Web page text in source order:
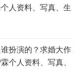
人资料、写真、生
扮演的？求婚大作
个人资料、写真、